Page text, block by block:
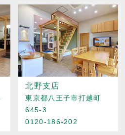
北野支店
東京都八王子市打越町
645-3
0120-186-202